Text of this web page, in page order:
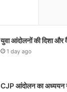
युवा आंदोलनों की दिशा और
1 day ago
CJP आंदोलन का